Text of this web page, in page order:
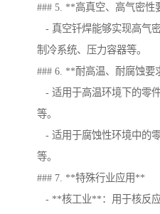
### 5. **高真空、高气密性
- 真空钎焊能够实现高气
制冷系统、压力容器等。
### 6. **耐高温、耐腐蚀要
- 适用于高温环境下的零
等。
- 适用于腐蚀性环境中的
等。
### 7. **特殊行业应用**
- **核工业**：用于核反应